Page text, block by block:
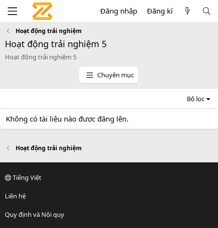
Đăng nhập Đăng kí
Hoạt động trải nghiệm
Hoạt động trải nghiệm 5
Hoạt động trải nghiệm 5
Chuyên mục
Bộ lọc
Không có tài liệu nào được đăng lên.
Hoạt động trải nghiệm
Tiếng Việt
Liên hệ
Quy định và Nội quy